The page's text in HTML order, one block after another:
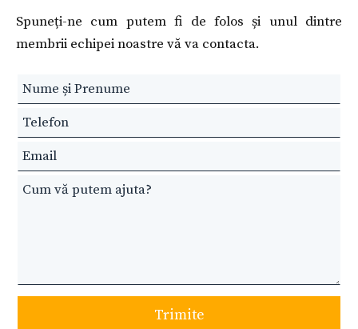
Spuneți-ne cum putem fi de folos și unul dintre
membrii echipei noastre vă va contacta.
Leave
this
field
blank
Trimite